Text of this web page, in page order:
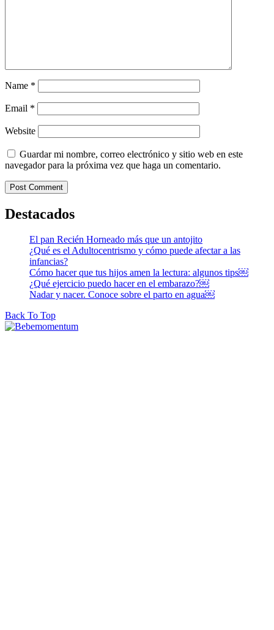
Name *
Email *
Website
Guardar mi nombre, correo electrónico y sitio web en este
navegador para la próxima vez que haga un comentario.
Destacados
El pan Recién Horneado más que un antojito
¿Qué es el Adultocentrismo y cómo puede afectar a las
infancias?
Cómo hacer que tus hijos amen la lectura: algunos tips￼
¿Qué ejercicio puedo hacer en el embarazo?￼
Nadar y nacer. Conoce sobre el parto en agua￼
Back To Top